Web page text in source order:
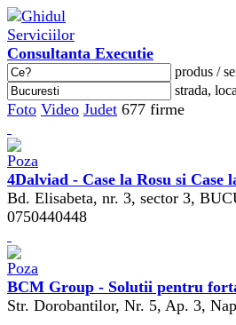
Consultanta Executie
produs /
strada,
Foto Video Judet 677 firme
4Dalviad - Case la Rosu si Case
Bd. Elisabeta, nr. 3, sector 3,
0750440448
BCM Group - Solutii pentru
Str. Dorobantilor, Nr. 5, Ap. 3,